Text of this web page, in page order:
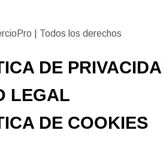
| Todos los derechos
DE
LEGAL
DE COOKIES